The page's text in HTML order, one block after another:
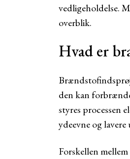
vedligeholdelse.
overblik.
Hvad er
den kan
styres processen
ydeevne og
Forskellen